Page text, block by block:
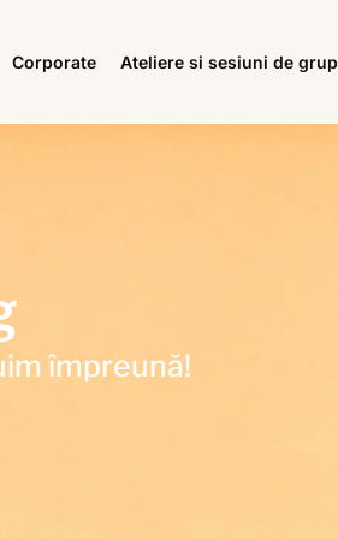
Corporate Ateliere si sesiuni de grup
împreună!